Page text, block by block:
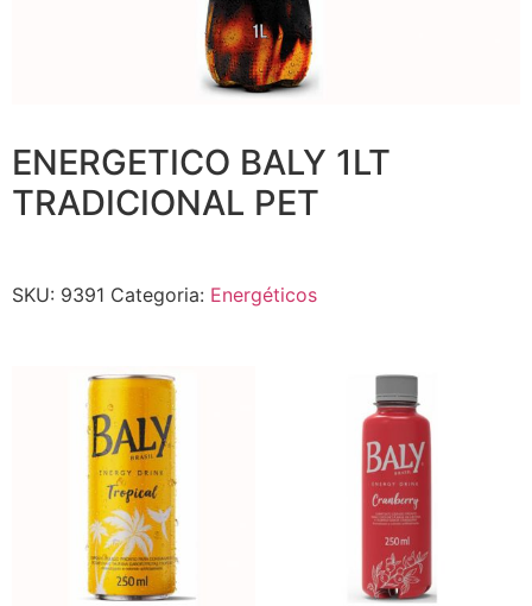
ENERGETICO BALY 1LT
TRADICIONAL PET
SKU: 9391 Categoria: Energéticos